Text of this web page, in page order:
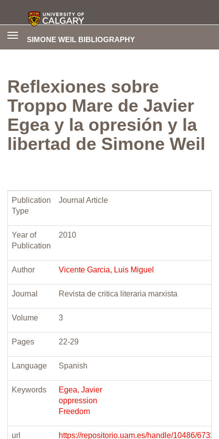
SIMONE WEIL BIBLIOGRAPHY
Toggle
Reflexiones sobre
Troppo Mare de Javier
Egea y la opresión y la
libertad de Simone Weil
Publication
Type
Journal Article
Year of
Publication
2010
Author Vicente Garcia, Luis Miguel
Journal Revista de critica literaria marxista
Volume 3
Pages 22-29
Language Spanish
Keywords
Egea, Javier
oppression
Freedom
url https://repositorio.uam.es/handle/10486/